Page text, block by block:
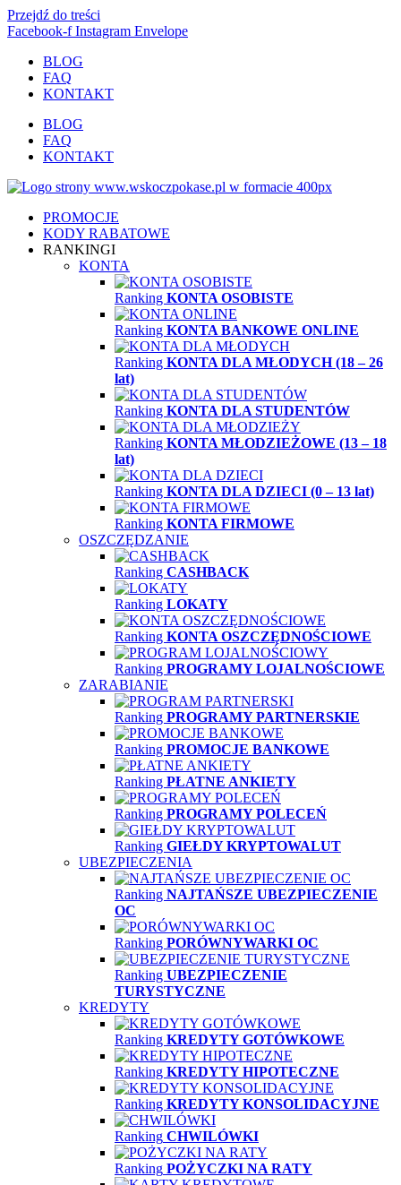
Przejdź do treści
Facebook-f Instagram Envelope
BLOG
FAQ
KONTAKT
BLOG
FAQ
KONTAKT
PROMOCJE
KODY RABATOWE
RANKINGI
KONTA
Ranking KONTA OSOBISTE
Ranking KONTA BANKOWE ONLINE
Ranking KONTA DLA MŁODYCH (18 – 26
lat)
Ranking KONTA DLA STUDENTÓW
Ranking KONTA MŁODZIEŻOWE (13 – 18
lat)
Ranking KONTA DLA DZIECI (0 – 13 lat)
Ranking KONTA FIRMOWE
OSZCZĘDZANIE
Ranking CASHBACK
Ranking LOKATY
Ranking KONTA OSZCZĘDNOŚCIOWE
Ranking PROGRAMY LOJALNOŚCIOWE
ZARABIANIE
Ranking PROGRAMY PARTNERSKIE
Ranking PROMOCJE BANKOWE
Ranking PŁATNE ANKIETY
Ranking PROGRAMY POLECEŃ
Ranking GIEŁDY KRYPTOWALUT
UBEZPIECZENIA
Ranking NAJTAŃSZE UBEZPIECZENIE
OC
Ranking PORÓWNYWARKI OC
Ranking UBEZPIECZENIE
TURYSTYCZNE
KREDYTY
Ranking KREDYTY GOTÓWKOWE
Ranking KREDYTY HIPOTECZNE
Ranking KREDYTY KONSOLIDACYJNE
Ranking CHWILÓWKI
Ranking POŻYCZKI NA RATY